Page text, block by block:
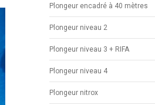
Plongeur encadré à 40 mètres
Plongeur niveau 2
Plongeur niveau 3 + RIFA
Plongeur niveau 4
Plongeur nitrox